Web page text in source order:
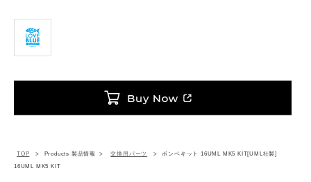
TOP Products 製品情報 交換用パーツ
ボンベキット 16UML MK5 KIT[UML社製]
16UML MK5 KIT